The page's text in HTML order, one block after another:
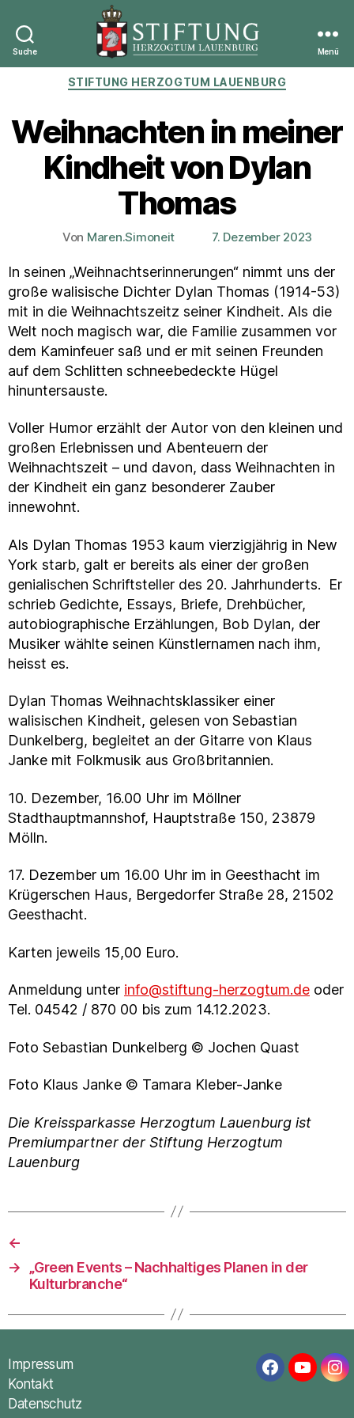
Suche
Stiftung
Herzogtum
Menü
Kategorien
STIFTUNG HERZOGTUM LAUENBURG
Weihnachten in meiner
Kindheit von Dylan
Thomas
Beitragsautor
Von Maren.Simoneit Veröffentlichungsdatum
7. Dezember 2023
In seinen „Weihnachtserinnerungen“ nimmt uns der
große walisische Dichter Dylan Thomas (1914-53)
mit in die Weihnachtszeitz seiner Kindheit. Als die
Welt noch magisch war, die Familie zusammen vor
dem Kaminfeuer saß und er mit seinen Freunden
auf dem Schlitten schneebedeckte Hügel
hinuntersauste.
Voller Humor erzählt der Autor von den kleinen und
großen Erlebnissen und Abenteuern der
Weihnachtszeit – und davon, dass Weihnachten in
der Kindheit ein ganz besonderer Zauber
innewohnt.
Als Dylan Thomas 1953 kaum vierzigjährig in New
York starb, galt er bereits als einer der großen
genialischen Schriftsteller des 20. Jahrhunderts. Er
schrieb Gedichte, Essays, Briefe, Drehbücher,
autobiographische Erzählungen, Bob Dylan, der
Musiker wählte seinen Künstlernamen nach ihm,
heisst es.
Dylan Thomas Weihnachtsklassiker einer
walisischen Kindheit, gelesen von Sebastian
Dunkelberg, begleitet an der Gitarre von Klaus
Janke mit Folkmusik aus Großbritannien.
10. Dezember, 16.00 Uhr im Möllner
Stadthauptmannshof, Hauptstraße 150, 23879
Mölln.
17. Dezember um 16.00 Uhr im in Geesthacht im
Krügerschen Haus, Bergedorfer Straße 28, 21502
Geesthacht.
Karten jeweils 15,00 Euro.
Anmeldung unter info@stiftung-herzogtum.de oder
Tel. 04542 / 870 00 bis zum 14.12.2023.
Foto Sebastian Dunkelberg © Jochen Quast
Foto Klaus Janke © Tamara Kleber-Janke
Die Kreissparkasse Herzogtum Lauenburg ist
Premiumpartner der Stiftung Herzogtum
Lauenburg
←
→
„Green Events – Nachhaltiges Planen in der
Kulturbranche“
Impressum
Kontakt
Datenschutz
Facebook